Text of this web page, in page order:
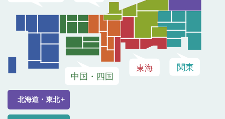
北海道・東北